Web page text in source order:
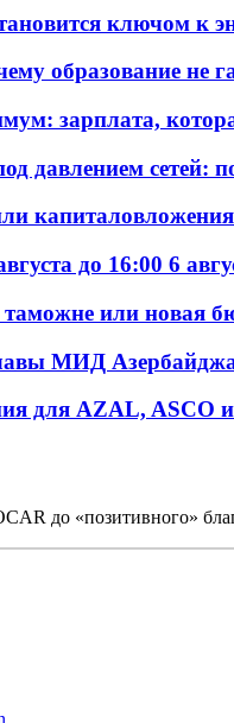
ключом к
образование не
зарплата,
давлением сетей:
до 16:00 6
или новая
МИД
для AZAL, ASCO и
до «позитивного»